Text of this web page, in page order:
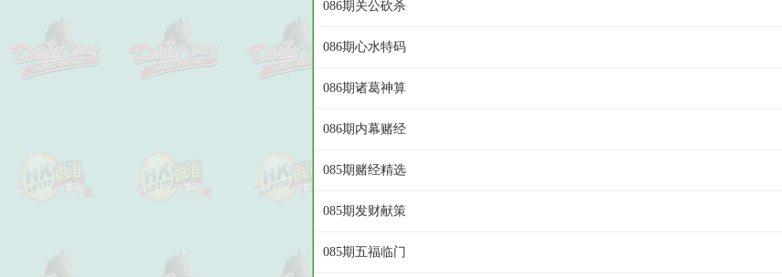
086期关公砍杀
086期心水特码
086期诸葛神算
086期内幕赌经
085期赌经精选
085期发财献策
085期五福临门